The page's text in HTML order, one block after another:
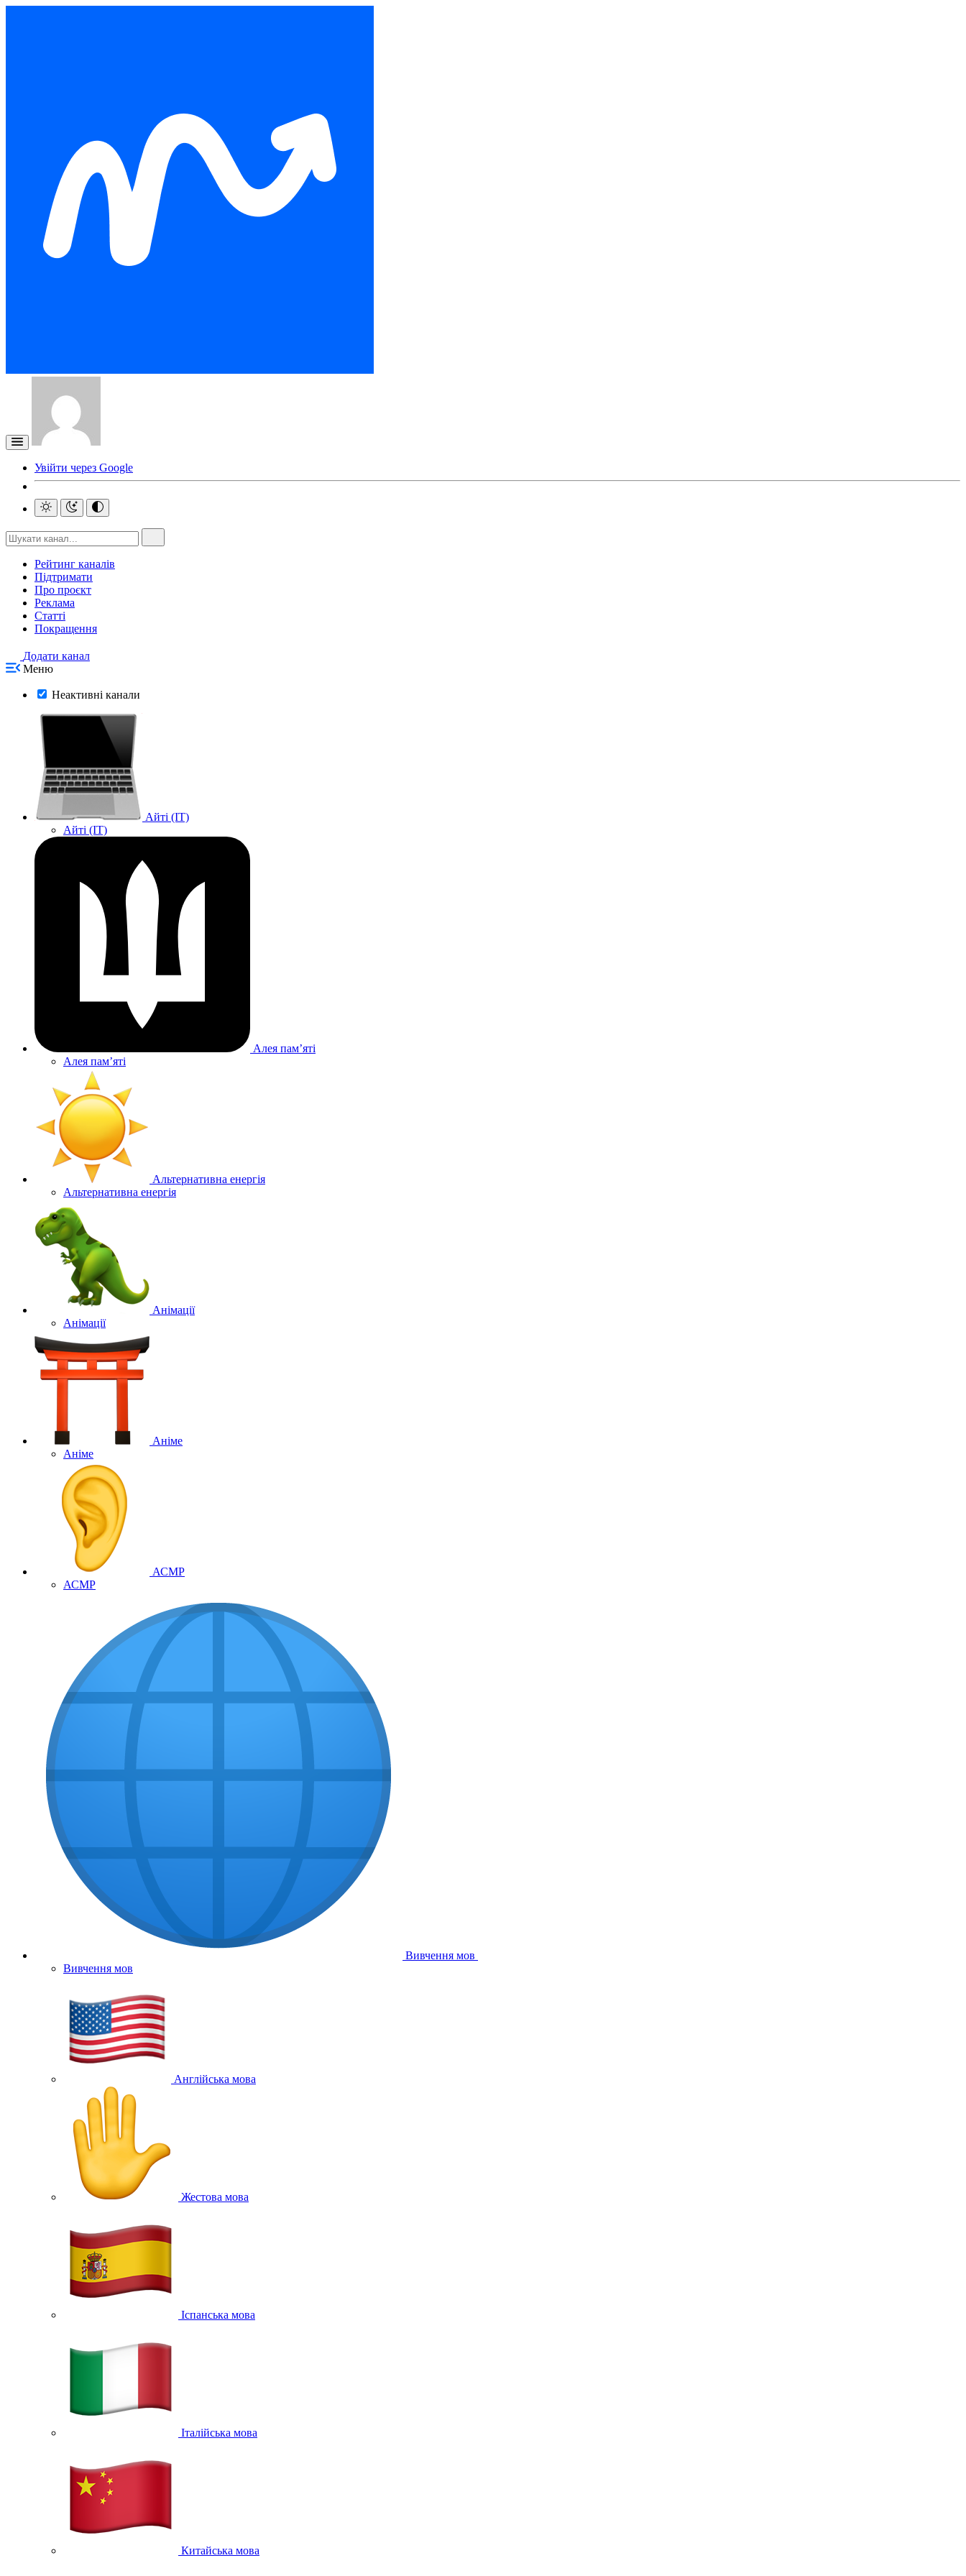
Увійти через Google
Рейтинг каналів
Підтримати
Про проєкт
Реклама
Статті
Покращення
Додати канал
Меню
Неактивні канали
Айті (IT)
Айті (IT)
Алея памʼяті
Алея памʼяті
Альтернативна енергія
Альтернативна енергія
Анімації
Анімації
Аніме
Аніме
АСМР
АСМР
Вивчення мов
Вивчення мов
Англійська мова
Жестова мова
Іспанська мова
Італійська мова
Китайська мова